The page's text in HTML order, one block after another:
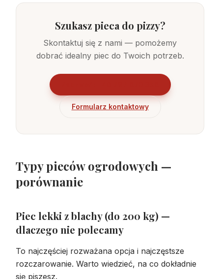
Szukasz pieca do pizzy?
Skontaktuj się z nami — pomożemy
dobrać idealny piec do Twoich potrzeb.
Formularz kontaktowy
Typy pieców ogrodowych —
porównanie
Piec lekki z blachy (do 200 kg) —
dlaczego nie polecamy
To najczęściej rozważana opcja i najczęstsze
rozczarowanie. Warto wiedzieć, na co dokładnie
się piszesz.